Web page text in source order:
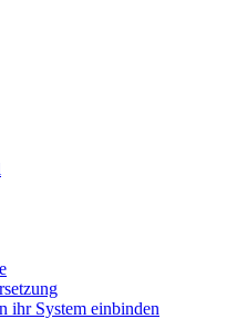
ihr System einbinden